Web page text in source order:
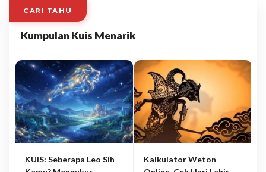
CARI TAHU
Kumpulan Kuis Menarik
KUIS: Seberapa Leo Sih
Kalkulator Weton